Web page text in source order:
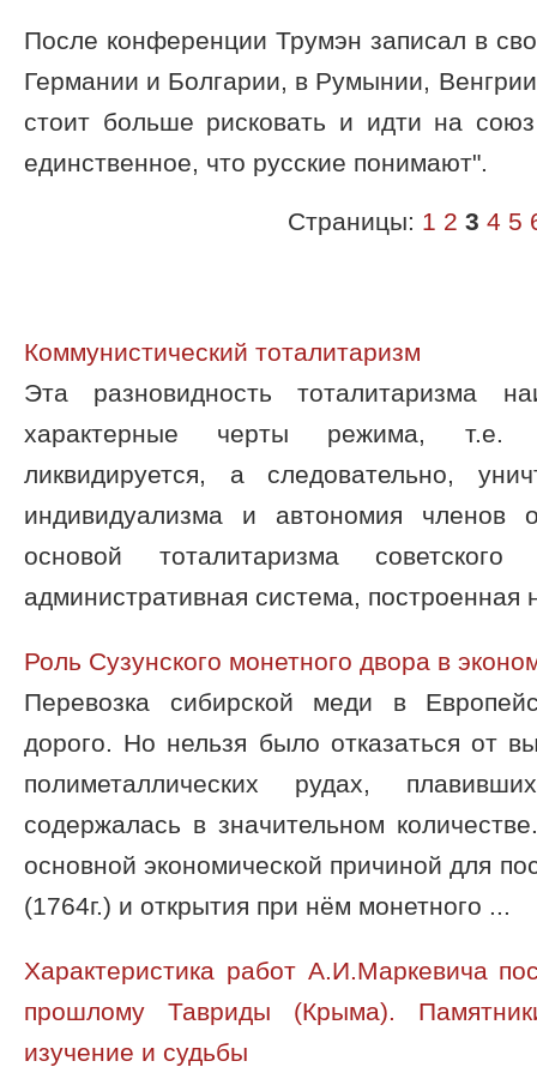
После конференции Трумэн записал в
Германии и Болгарии, в Румынии,
стоит больше рисковать и идти на
единственное, что русские понимают".
Страницы: 1 2 3 4 5
Коммунистический тоталитаризм
Эта разновидность тоталитаризма
характерные черты режима, т.е.
ликвидируется, а следовательно,
индивидуализма и автономия членов
основой тоталитаризма
административная система, построенная
Роль Сузунского монетного двора в
Перевозка сибирской меди в
дорого. Но нельзя было отказаться от
полиметаллических рудах,
содержалась в значительном
основной экономической причиной для
(1764г.) и открытия при нём монетного ...
Характеристика работ А.И.Маркевича
прошлому Тавриды (Крыма).
изучение и судьбы